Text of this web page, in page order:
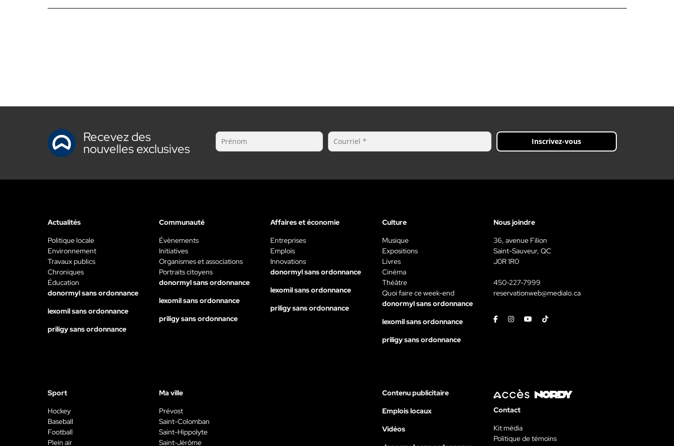
Recevez des
nouvelles exclusives Inscrivez-vous
Actualités
Politique locale
Environnement
Travaux publics
Chroniques
Éducation
donormyl sans ordonnance
lexomil sans ordonnance
priligy sans ordonnance
Communauté
Évènements
Initiatives
Organismes et associations
Portraits citoyens
donormyl sans ordonnance
lexomil sans ordonnance
priligy sans ordonnance
Affaires et économie
Entreprises
Emplois
Innovations
donormyl sans ordonnance
lexomil sans ordonnance
priligy sans ordonnance
Culture
Musique
Expositions
Livres
Cinéma
Théâtre
Quoi faire ce week-end
donormyl sans ordonnance
lexomil sans ordonnance
priligy sans ordonnance
Nous joindre
36, avenue Filion
Saint-Sauveur, QC
J0R 1R0
450-227-7999
reservationweb@medialo.ca
FacebookInstagramYoutubeTiktok
Sport
Hockey
Baseball
Football
Plein air
Ma ville
Prévost
Saint-Colomban
Saint-Hippolyte
Saint-Jérôme
Contenu publicitaire
Emplois locaux
Vidéos
Contact
Kit média
Politique de témoins